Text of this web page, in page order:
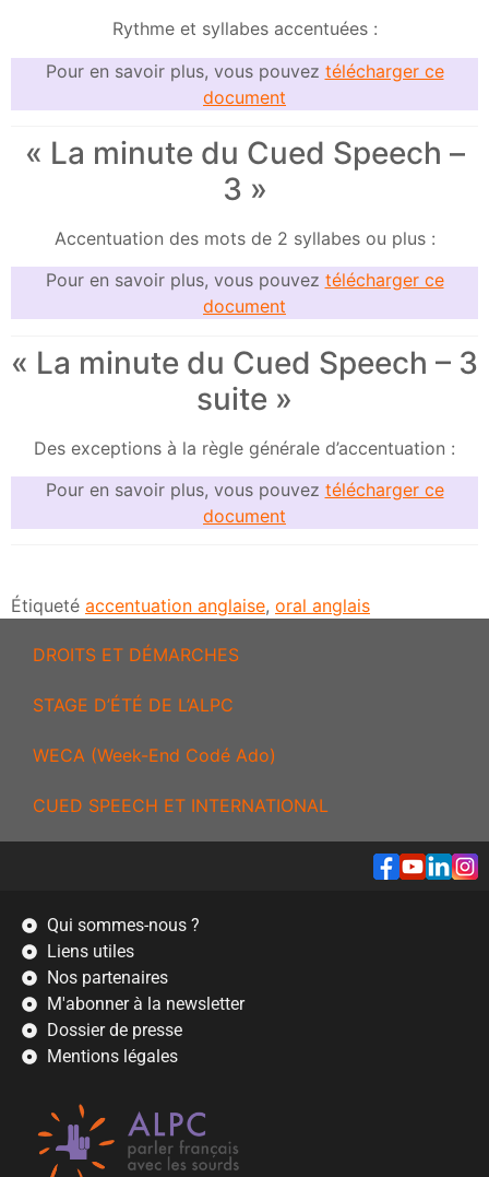
Rythme et syllabes accentuées :
Pour en savoir plus, vous pouvez télécharger ce
document
« La minute du Cued Speech –
3 »
Accentuation des mots de 2 syllabes ou plus :
Pour en savoir plus, vous pouvez télécharger ce
document
« La minute du Cued Speech – 3
suite »
Des exceptions à la règle générale d’accentuation :
Pour en savoir plus, vous pouvez télécharger ce
document
Étiqueté accentuation anglaise, oral anglais
DROITS ET DÉMARCHES
STAGE D’ÉTÉ DE L’ALPC
WECA (Week-End Codé Ado)
CUED SPEECH ET INTERNATIONAL
Qui sommes-nous ?
Liens utiles
Nos partenaires
M'abonner à la newsletter
Dossier de presse
Mentions légales